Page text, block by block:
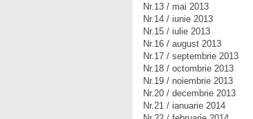
Nr.13 / mai 2013
Nr.14 / iunie 2013
Nr.15 / iulie 2013
Nr.16 / august 2013
Nr.17 / septembrie 2013
Nr.18 / octombrie 2013
Nr.19 / noiembrie 2013
Nr.20 / decembrie 2013
Nr.21 / ianuarie 2014